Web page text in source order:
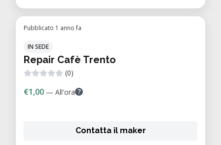
Pubblicato 1 anno fa
IN SEDE
Repair Cafè Trento
(0)
€1,00 — All'ora ?
Contatta il maker